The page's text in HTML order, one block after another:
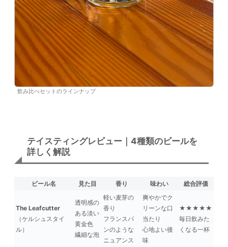
飲み比べセットのラインナップ
テイスティングレビュー｜4種類のビールを
詳しく解説
ビール名 見た目 香り 味わい 総合評価
The Leafcutter
（ケルシュスタイ
ル）
透明感の
ある淡い
黄金色
繊細な泡
軽い麦芽の
香り
フランスパ
ンのような
ニュアンス
爽やかでク
リーンな口
当たり
心地よい後
味
★★★★★
毎日飲みた
くなる一杯